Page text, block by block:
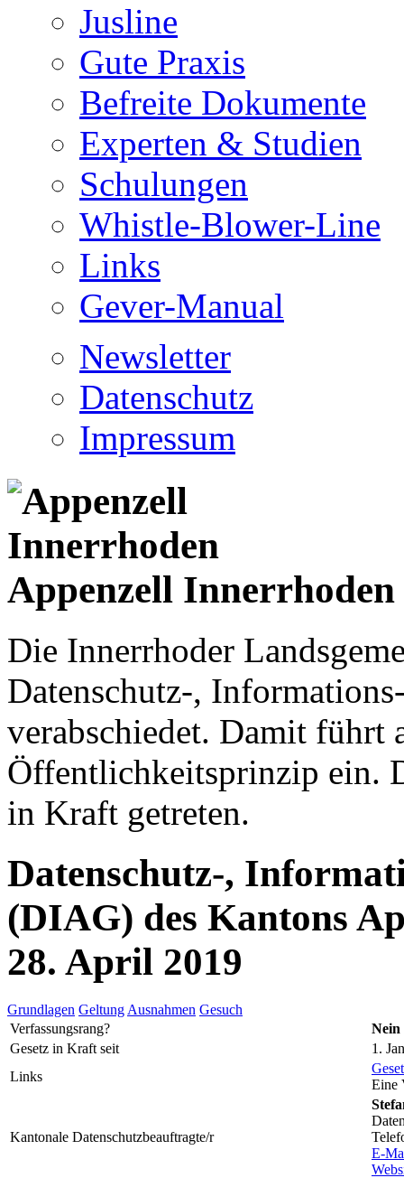
Jusline
Gute Praxis
Befreite Dokumente
Experten & Studien
Schulungen
Whistle-Blower-Line
Links
Gever-Manual
Newsletter
Datenschutz
Impressum
Appenzell Innerrhoden
Die Innerrhoder
Datenschutz-,
verabschiedet. Damit führt
Öffentlichkeitsprinzip ein.
in Kraft getreten.
Datenschutz-,
(DIAG) des Kantons
28. April 2019
Grundlagen Geltung Ausnahmen Gesuch
Verfassungsrang?
Nein
Gesetz in Kraft seit
1.
Links
Eine
Kantonale Datenschutzbeauftragte/r
E-